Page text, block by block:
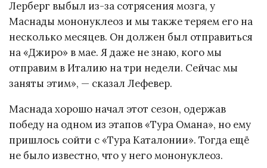
Лерберг выбыл из-за сотрясения мозга, у
Маснады мононуклеоз и мы также теряем его на
несколько месяцев. Он должен был отправиться
на «Джиро» в мае. Я даже не знаю, кого мы
отправим в Италию на три недели. Сейчас мы
заняты этим», — сказал Лефевер.
Маснада хорошо начал этот сезон, одержав
победу на одном из этапов «Тура Омана», но ему
пришлось сойти с «Тура Каталонии». Тогда ещё
не было известно, что у него мононуклеоз.